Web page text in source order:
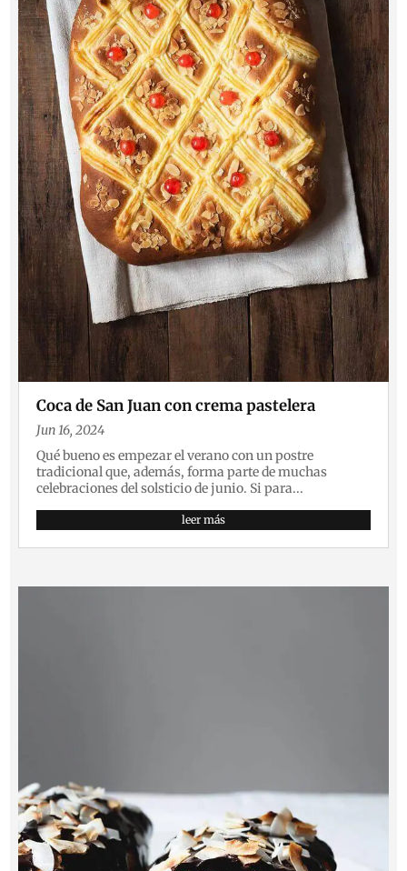
Coca de San Juan con crema pastelera
Jun 16, 2024
Qué bueno es empezar el verano con un postre
tradicional que, además, forma parte de muchas
celebraciones del solsticio de junio. Si para...
leer más